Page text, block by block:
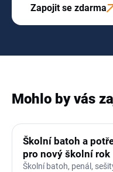
Zapojit se zdarma
Mohlo by vás
Školní batoh a
pro nový školní rok
Školní batoh, penál,